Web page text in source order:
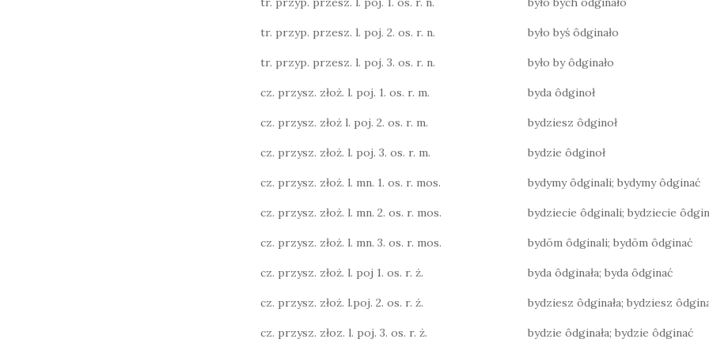
tr. przyp. przesz. l. poj. 2. os. r. n. było byś ôdginało
tr. przyp. przesz. l. poj. 3. os. r. n. było by ôdginało
cz. przysz. złoż. l. poj. 1. os. r. m. byda ôdginoł
cz. przysz. złoż l. poj. 2. os. r. m. bydziesz ôdginoł
cz. przysz. złoż. l. poj. 3. os. r. m. bydzie ôdginoł
cz. przysz. złoż. l. mn. 1. os. r. mos. bydymy ôdginali; bydymy ôdginać
cz. przysz. złoż. l. mn. 2. os. r. mos. bydziecie ôdginali; bydziecie
cz. przysz. złoż. l. mn. 3. os. r. mos. bydōm ôdginali; bydōm ôdginać
cz. przysz. złoż. l. poj 1. os. r. ż. byda ôdginała; byda ôdginać
cz. przysz. złoż. l.poj. 2. os. r. ż. bydziesz ôdginała; bydziesz
cz. przysz. złoz. l. poj. 3. os. r. ż. bydzie ôdginała; bydzie ôdginać